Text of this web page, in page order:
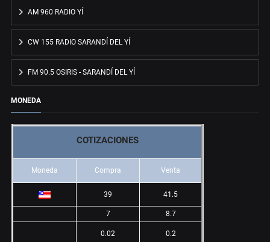
AM 960 RADIO YÍ
CW 155 RADIO SARANDÍ DEL YÍ
FM 90.5 OSIRIS - SARANDÍ DEL YÍ
MONEDA
COTIZACIONES
Moneda Compra Venta
39 41.5
7 8.7
0.02 0.2